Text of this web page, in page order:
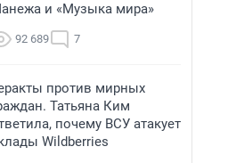
и «Музыка мира»
92 689 7
против мирных
Татьяна Ким
почему ВСУ атакует
Wildberries